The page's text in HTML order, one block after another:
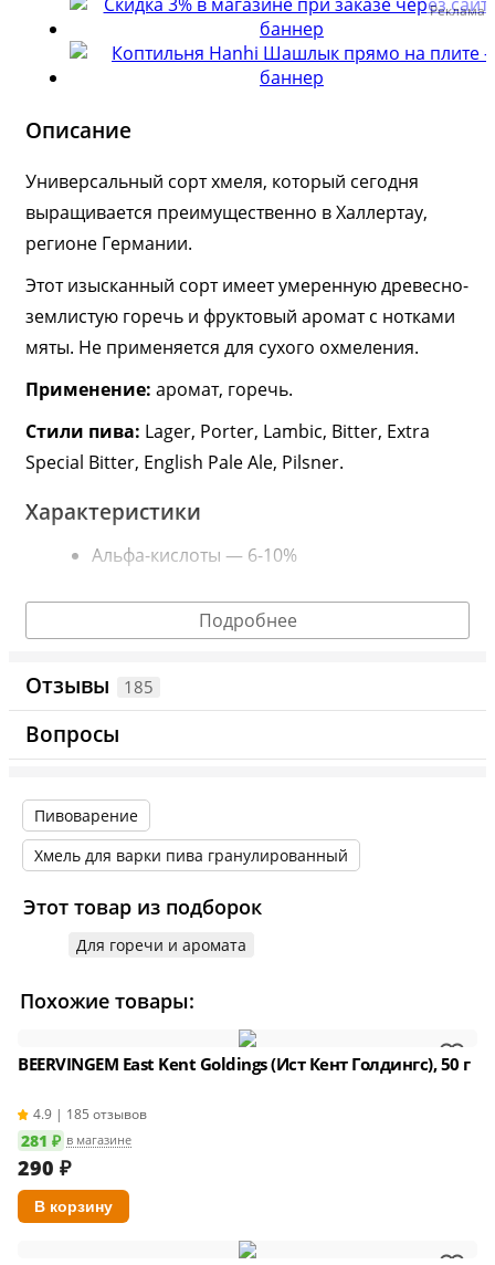
Реклама
Описание
Универсальный сорт хмеля, который сегодня
выращивается преимущественно в Халлертау,
регионе Германии.
Этот изысканный сорт имеет умеренную древесно-
землистую горечь и фруктовый аромат с нотками
мяты. Не применяется для сухого охмеления.
Применение: аромат, горечь.
Стили пива: Lager, Porter, Lambic, Bitter, Extra
Special Bitter, English Pale Ale, Pilsner.
Характеристики
Альфа-кислоты — 6-10%
Бета-кислоты — 4,2%
Хмель продается в вакуумной металлической
упаковке. Она отлично сохраняет его аромат и
увеличивает срок годности.
Информация о технических характеристиках, комплектации и
Подробнее
Отзывы 185
Вопросы
Пивоварение
Хмель для варки пива гранулированный
Этот товар из подборок
Для горечи и аромата
Похожие товары:
BEERVINGEM East Kent Goldings (Ист Кент Голдингс), 50 г
4.9 | 185 отзывов
281 ₽ в магазине
290 ₽